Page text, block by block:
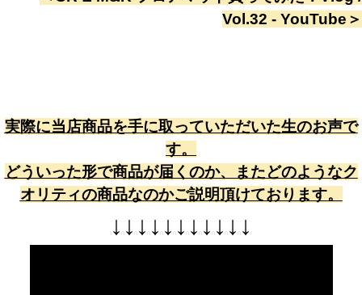
Vol.32 - YouTube ＞
実際に当店商品を手に取っていただいた生のお声で
す。
どういった形で商品が届くのか、またどのようなク
オリティの商品なのかご説明頂けております。
↓ ↓ ↓ ↓ ↓ ↓ ↓ ↓ ↓ ↓ ↓